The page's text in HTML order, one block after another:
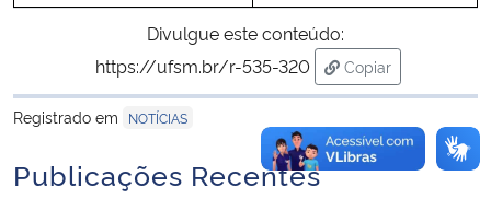
Divulgue este conteúdo:
https://ufsm.br/r-535-320
Copiar
para área de
Registrado em
NOTÍCIAS
Publicações Recentes